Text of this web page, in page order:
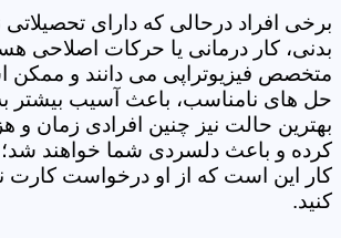
برخی افراد درحالی که دارای
بدنی، کار درمانی یا حرکات اصلاحی
متخصص فیزیوتراپی می دانند و ممکن
حل های نامناسب، باعث آسیب بیشتر به
بهترین حالت نیز چنین افرادی زمان و
کرده و باعث دلسردی شما خواهند شد؛
کار این است که از او درخواست
کنید.